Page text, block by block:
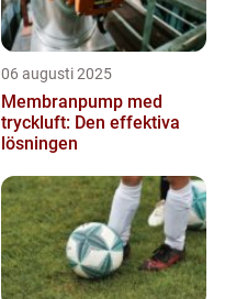
06 augusti 2025
Membranpump med
tryckluft: Den effektiva
lösningen